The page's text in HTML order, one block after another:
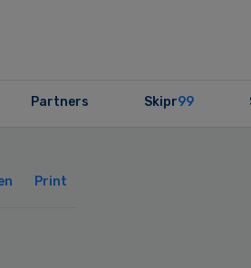
Partners Skipr99
Print